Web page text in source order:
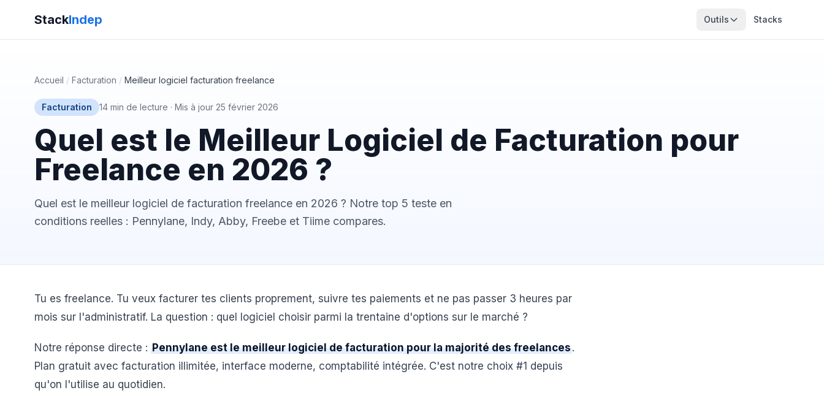
StackIndep Outils Stacks
Accueil / Facturation / Meilleur logiciel facturation freelance
Facturation 14 min de lecture · Mis à jour 25 février 2026
Quel est le Meilleur Logiciel de Facturation pour
Freelance en 2026 ?
Quel est le meilleur logiciel de facturation freelance en 2026 ? Notre top 5 teste en
conditions reelles : Pennylane, Indy, Abby, Freebe et Tiime compares.
Tu es freelance. Tu veux facturer tes clients proprement, suivre tes paiements et ne pas passer 3 heures par
mois sur l'administratif. La question : quel logiciel choisir parmi la trentaine d'options sur le marché ?
Notre réponse directe : Pennylane est le meilleur logiciel de facturation pour la majorité des freelances.
Plan gratuit avec facturation illimitée, interface moderne, comptabilité intégrée. C'est notre choix #1 depuis
qu'on l'utilise au quotidien.